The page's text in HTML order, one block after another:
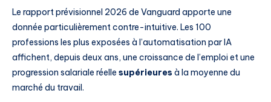
Le rapport prévisionnel 2026 de Vanguard apporte une
donnée particulièrement contre-intuitive. Les 100
professions les plus exposées à l’automatisation par IA
affichent, depuis deux ans, une croissance de l’emploi et une
progression salariale réelle supérieures à la moyenne du
marché du travail.